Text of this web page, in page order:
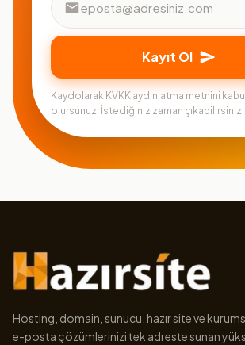
Kayıt Ol
Kaydolarak KVKK aydınlatma metnini
olursunuz. İstediğiniz zaman çıkabilirsiniz.
Hosting, domain, sunucu, hazır site ve
e-posta çözümlerinizi tek adreste sunan